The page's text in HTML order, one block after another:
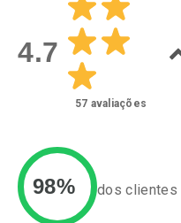
Dermaclub
Por Menos
4.7
57 avaliações
98% dos clientes